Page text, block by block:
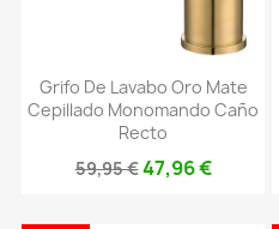
Grifo De Lavabo Oro Mate
Cepillado Monomando Caño
Recto
59,95 €47,96 €